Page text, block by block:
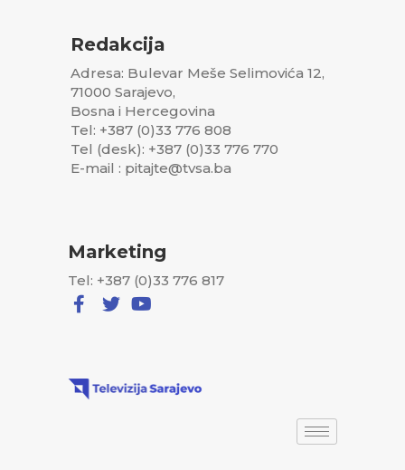
Redakcija
Adresa: Bulevar Meše Selimovića 12,
71000 Sarajevo,
Bosna i Hercegovina
Tel: +387 (0)33 776 808
Tel (desk): +387 (0)33 776 770
E-mail : pitajte@tvsa.ba
Marketing
Tel: +387 (0)33 776 817